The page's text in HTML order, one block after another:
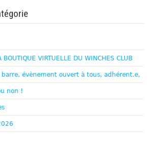
BOUTIQUE VIRTUELLE DU WINCHES CLUB
barre, évènement ouvert à tous, adhérent.e,
non !